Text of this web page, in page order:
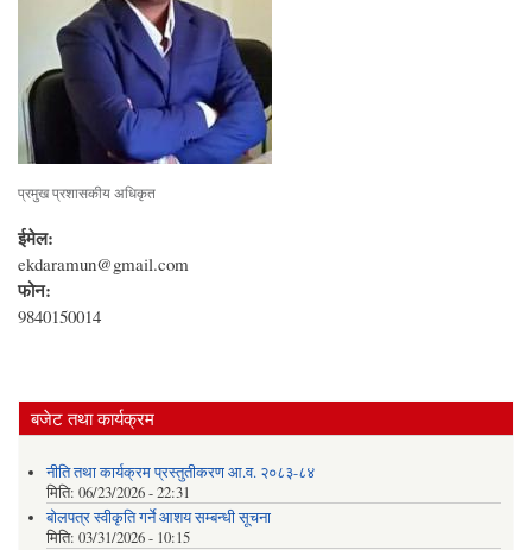
प्रमुख प्रशासकीय अधिकृत
ईमेल:
ekdaramun@gmail.com
फोन:
9840150014
बजेट तथा कार्यक्रम
नीति तथा कार्यक्रम प्रस्तुतीकरण आ.व. २०८३-८४
मिति: 06/23/2026 - 22:31
बोलपत्र स्वीकृति गर्ने आशय सम्बन्धी सूचना
मिति: 03/31/2026 - 10:15